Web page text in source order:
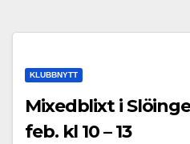
KLUBBNYTT
Mixedblixt i
feb. kl 10 – 13